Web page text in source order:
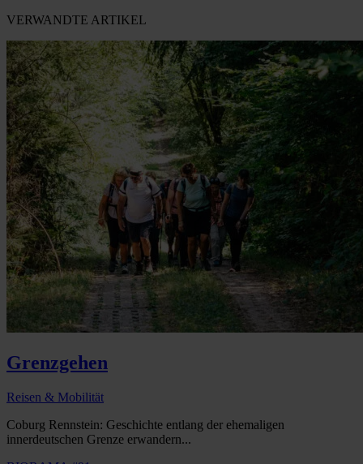
VERWANDTE ARTIKEL
Grenzgehen
Reisen & Mobilität
Coburg Rennstein: Geschichte entlang der ehemaligen
innerdeutschen Grenze erwandern...